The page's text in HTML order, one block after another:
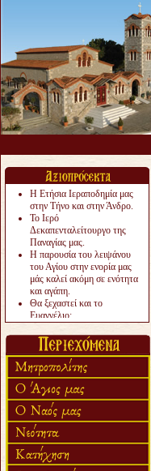
Η Ετήσια Ιεραποδημία μας
στην Τήνο και στην Άνδρο.
Το Ιερό
Δεκαπενταλείτουργο της
Παναγίας μας.
Η παρουσία του λειψάνου
του Αγίου στην ενορία μας
μάς καλεί ακόμη σε ενότητα
και αγάπη.
Θα ξεχαστεί και το
Ευαγγέλιο;
«πολύ αργά».
Ζητείται....